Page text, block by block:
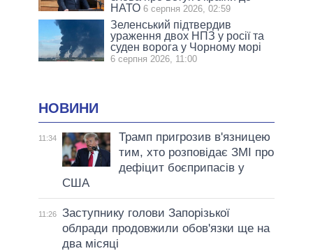
НАТО 6 серпня 2026, 02:59
Зеленський підтвердив
ураження двох НПЗ у росії та
суден ворога у Чорному морі
6 серпня 2026, 11:00
НОВИНИ
11:34
Трамп пригрозив в'язницею
тим, хто розповідає ЗМІ про
дефіцит боєприпасів у
США
11:26
Заступнику голови Запорізької
облради продовжили обов'язки ще на
два місяці